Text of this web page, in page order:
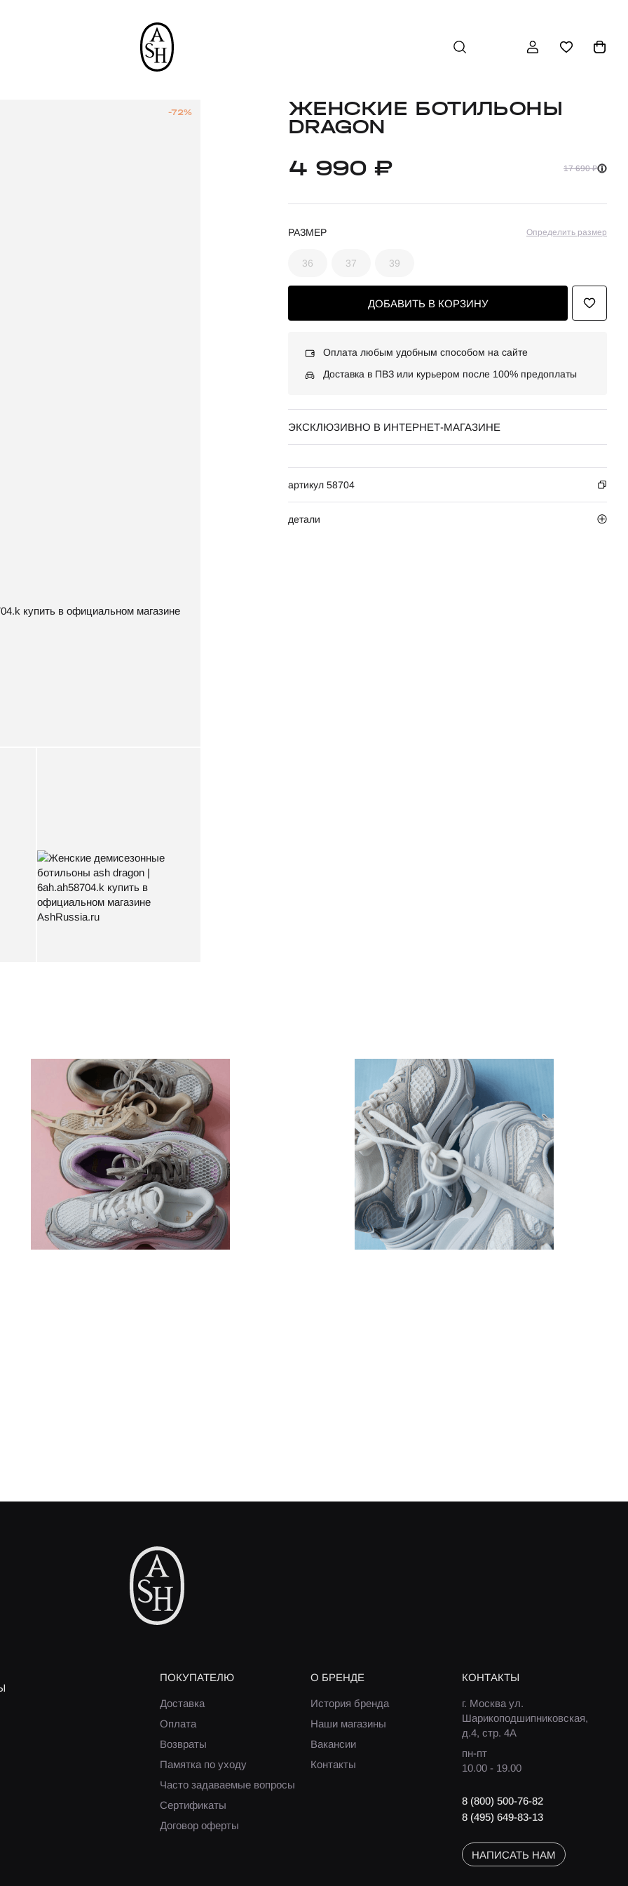
-72% ЖЕНСКИЕ БОТИЛЬОНЫ
DRAGON
4 990 ₽ 17 690 ₽
РАЗМЕР Определить размер
36 37 39
ДОБАВИТЬ В КОРЗИНУ
Оплата любым удобным способом на сайте
Доставка в ПВЗ или курьером после 100% предоплаты
ЭКСКЛЮЗИВНО В ИНТЕРНЕТ-МАГАЗИНЕ
артикул 58704
детали
ПОКУПАТЕЛЮ
Доставка
Оплата
Возвраты
Памятка по уходу
Часто задаваемые вопросы
Сертификаты
Договор оферты
О БРЕНДЕ
История бренда
Наши магазины
Вакансии
Контакты
КОНТАКТЫ
г. Москва ул.
Шарикоподшипниковская,
д.4, стр. 4А
пн-пт
10.00 - 19.00
8 (800) 500-76-82
8 (495) 649-83-13
НАПИСАТЬ НАМ